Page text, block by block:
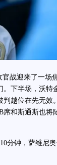
战迎来了一场
。下半场，沃特
越位在先无效
席和斯通斯也将
分钟，萨维尼